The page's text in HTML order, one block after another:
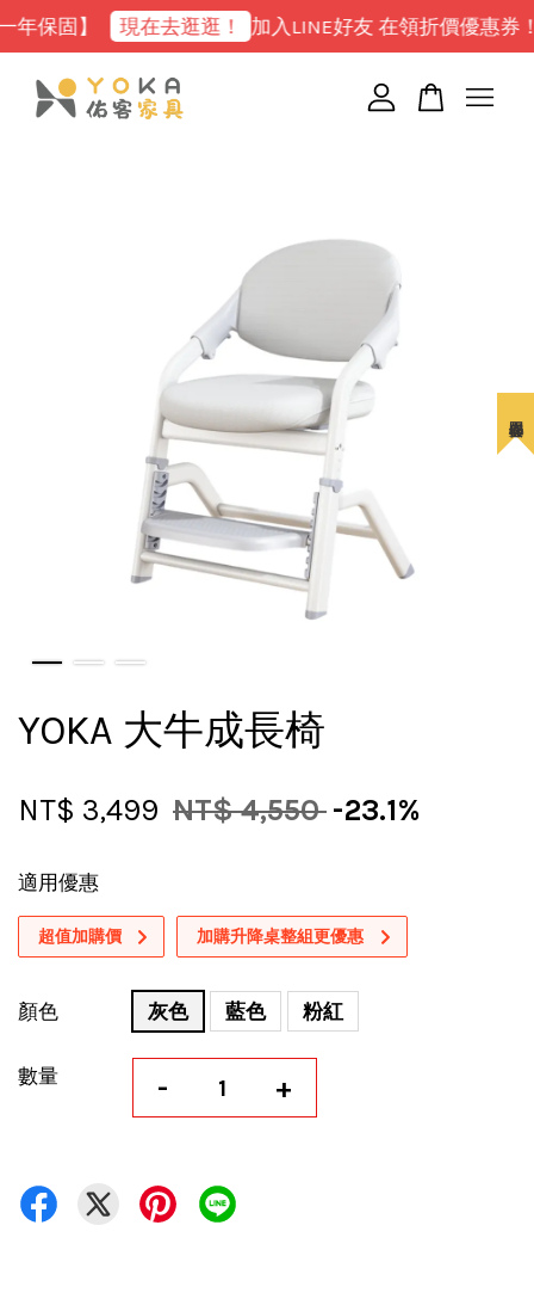
固】 現在去逛逛！ 加入LINE好友 在領折價優惠券！ 點
YOKA 大牛成長椅
NT$ 3,499 NT$ 4,550 -23.1%
適用優惠
超值加購價 加購升降桌整組更優惠
顏色 灰色 藍色 粉紅
數量 - +
您的購物車目前還是空的。